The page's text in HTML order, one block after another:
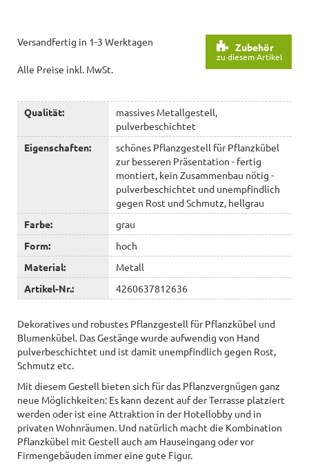
Zubehör
zu diesem Artikel
Versandfertig in 1-3 Werktagen
Alle Preise inkl. MwSt.
Qualität:
massives Metallgestell,
pulverbeschichtet
Eigenschaften:
schönes Pflanzgestell für Pflanzkübel
zur besseren Präsentation - fertig
montiert, kein Zusammenbau nötig -
pulverbeschichtet und unempfindlich
gegen Rost und Schmutz, hellgrau
Farbe:
grau
Form:
hoch
Material:
Metall
Artikel-Nr.:
4260637812636
Dekoratives und robustes Pflanzgestell für Pflanzkübel und
Blumenkübel. Das Gestänge wurde aufwendig von Hand
pulverbeschichtet und ist damit unempfindlich gegen Rost,
Schmutz etc.
Mit diesem Gestell bieten sich für das Pflanzvergnügen ganz
neue Möglichkeiten: Es kann dezent auf der Terrasse platziert
werden oder ist eine Attraktion in der Hotellobby und in
privaten Wohnräumen. Und natürlich macht die Kombination
Pflanzkübel mit Gestell auch am Hauseingang oder vor
Firmengebäuden immer eine gute Figur.